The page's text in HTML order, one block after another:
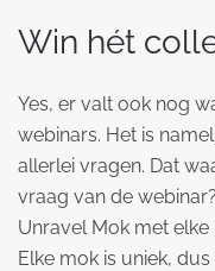
Win hét
Yes, er valt ook nog
webinars. Het is
allerlei vragen. Dat
vraag van de
Unravel Mok met
Elke mok is uniek,